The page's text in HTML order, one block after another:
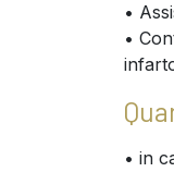
•
•
• in